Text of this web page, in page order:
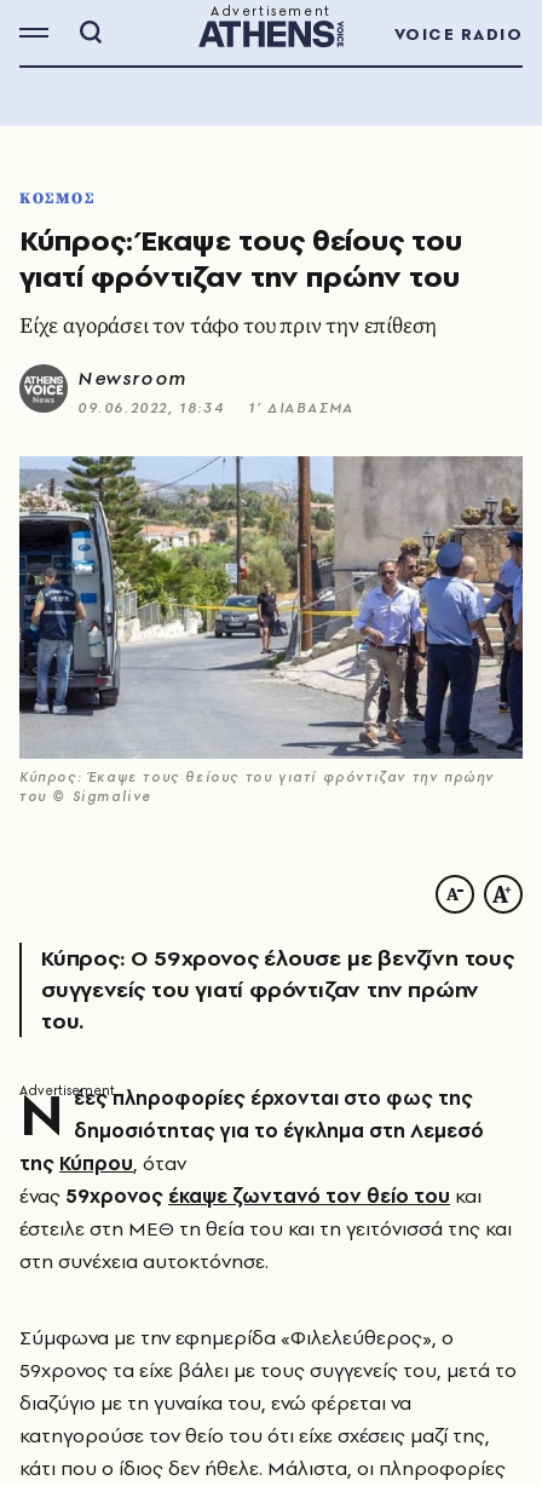
VOICE RADIO
ΚΟΣΜΟΣ
Κύπρος: Έκαψε τους θείους του
γιατί φρόντιζαν την πρώην του
Είχε αγοράσει τον τάφο του πριν την επίθεση
Newsroom
09.06.2022, 18:34 1’ ΔΙΑΒΑΣΜΑ
Κύπρος: Έκαψε τους θείους του γιατί φρόντιζαν την πρώην
του © Sigmalive
Κύπρος: Ο 59χρονος έλουσε με βενζίνη τους
συγγενείς του γιατί φρόντιζαν την πρώην
του.
Ν έες πληροφορίες έρχονται στο φως της
δημοσιότητας για το έγκλημα στη Λεμεσό
της Κύπρου, όταν
ένας 59χρονος έκαψε ζωντανό τον θείο του και
έστειλε στη ΜΕΘ τη θεία του και τη γειτόνισσά της και
στη συνέχεια αυτοκτόνησε.
Σύμφωνα με την εφημερίδα «Φιλελεύθερος», ο
59χρονος τα είχε βάλει με τους συγγενείς του, μετά το
διαζύγιο με τη γυναίκα του, ενώ φέρεται να
κατηγορούσε τον θείο του ότι είχε σχέσεις μαζί της,
κάτι που ο ίδιος δεν ήθελε. Μάλιστα, οι πληροφορίες